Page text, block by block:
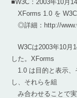
■W3C：2003年10月
XForms 1.0 を
◎詳細：http://
W3Cは2003年10月
した。XForms
1.0 は目的と表示、
し、それらを組
み合わせることで実